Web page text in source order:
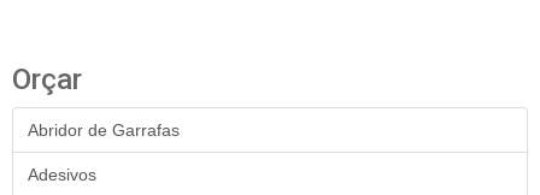
Orçar
Abridor de Garrafas
Adesivos